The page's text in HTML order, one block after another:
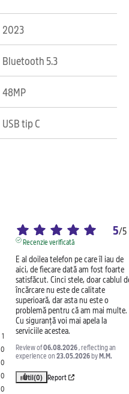
2023
Bluetooth 5.3
48MP
USB tip C
1
0
0
0
0
5/5
Recenzie verificată
E al doilea telefon pe care îl iau de
aici, de fiecare dată am fost foarte
satisfăcut. Cinci stele, doar cablul
încărcare nu este de calitate
superioară, dar asta nu este o
problemă pentru că am mai multe.
Cu siguranță voi mai apela la
serviciile acestea.
Review of06.08.2026, reflecting an
experience on23.05.2026byM.M.
Util(0) Report